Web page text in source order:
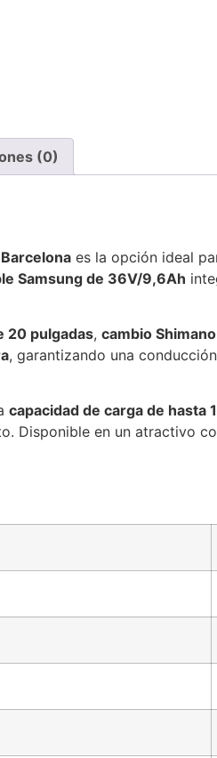
(0)
es la opción ideal
Samsung de 36V/9,6Ah
20 pulgadas, cambio
, garantizando una
capacidad de carga de hasta
Disponible en un atractivo